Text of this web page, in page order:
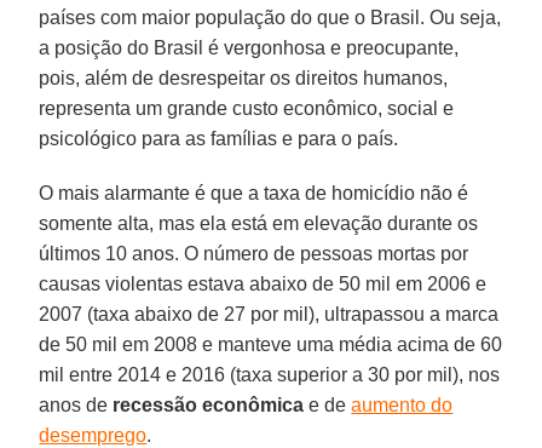
países com maior população do que o Brasil. Ou seja,
a posição do Brasil é vergonhosa e preocupante,
pois, além de desrespeitar os direitos humanos,
representa um grande custo econômico, social e
psicológico para as famílias e para o país.
O mais alarmante é que a taxa de homicídio não é
somente alta, mas ela está em elevação durante os
últimos 10 anos. O número de pessoas mortas por
causas violentas estava abaixo de 50 mil em 2006 e
2007 (taxa abaixo de 27 por mil), ultrapassou a marca
de 50 mil em 2008 e manteve uma média acima de 60
mil entre 2014 e 2016 (taxa superior a 30 por mil), nos
anos de recessão econômica e deaumento do
desemprego.